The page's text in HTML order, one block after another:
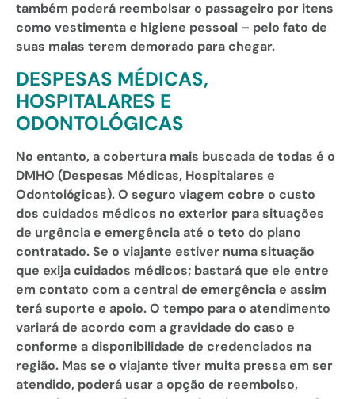
também poderá reembolsar o passageiro por itens
como vestimenta e higiene pessoal – pelo fato de
suas malas terem demorado para chegar.
DESPESAS MÉDICAS,
HOSPITALARES E
ODONTOLÓGICAS
No entanto, a cobertura mais buscada de todas é o
DMHO (Despesas Médicas, Hospitalares e
Odontológicas). O seguro viagem cobre o custo
dos cuidados médicos no exterior para situações
de urgência e emergência até o teto do plano
contratado. Se o viajante estiver numa situação
que exija cuidados médicos; bastará que ele entre
em contato com a central de emergência e assim
terá suporte e apoio. O tempo para o atendimento
variará de acordo com a gravidade do caso e
conforme a disponibilidade de credenciados na
região. Mas se o viajante tiver muita pressa em ser
atendido, poderá usar a opção de reembolso,